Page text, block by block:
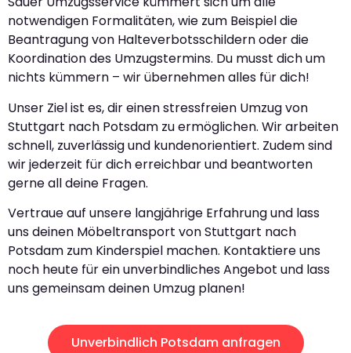
notwendigen Formalitäten, wie zum Beispiel die
Beantragung von Halteverbotsschildern oder die
Koordination des Umzugstermins. Du musst dich um
nichts kümmern – wir übernehmen alles für dich!
Unser Ziel ist es, dir einen stressfreien Umzug von
Stuttgart nach Potsdam zu ermöglichen. Wir arbeiten
schnell, zuverlässig und kundenorientiert. Zudem sind
wir jederzeit für dich erreichbar und beantworten
gerne all deine Fragen.
Vertraue auf unsere langjährige Erfahrung und lass
uns deinen Möbeltransport von Stuttgart nach
Potsdam zum Kinderspiel machen. Kontaktiere uns
noch heute für ein unverbindliches Angebot und lass
uns gemeinsam deinen Umzug planen!
Unverbindlich Potsdam anfragen